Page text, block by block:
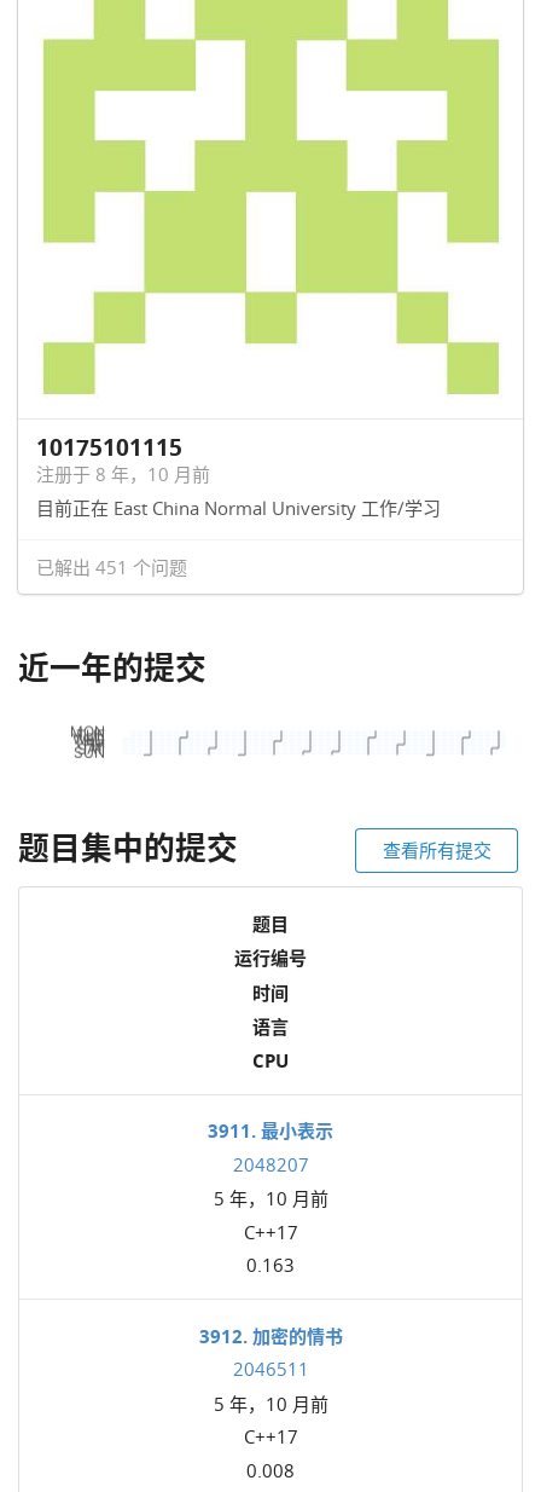
10175101115
注册于 8 年，10 月前
目前正在 East China Normal University 工作/学习
已解出 451 个问题
近一年的提交
题目集中的提交 查看所有提交
题目
运行编号
时间
语言
CPU
3911. 最小表示
2048207
5 年，10 月前
C++17
0.163
3912. 加密的情书
2046511
5 年，10 月前
C++17
0.008